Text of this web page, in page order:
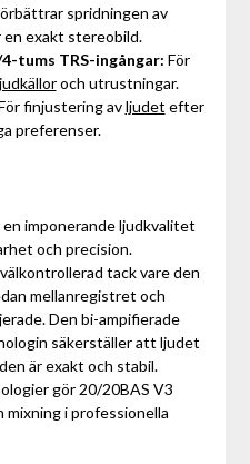
spridningen av
exakt stereobild.
tums TRS-ingångar: För
och utrustningar.
finjustering avljudet efter
preferenser.
imponerande ljudkvalitet
och precision.
tack vare den
mellanregistret och
Den bi-ampifierade
säkerställer att ljudet
är exakt och stabil.
gör 20/20BAS V3
mixning i professionella